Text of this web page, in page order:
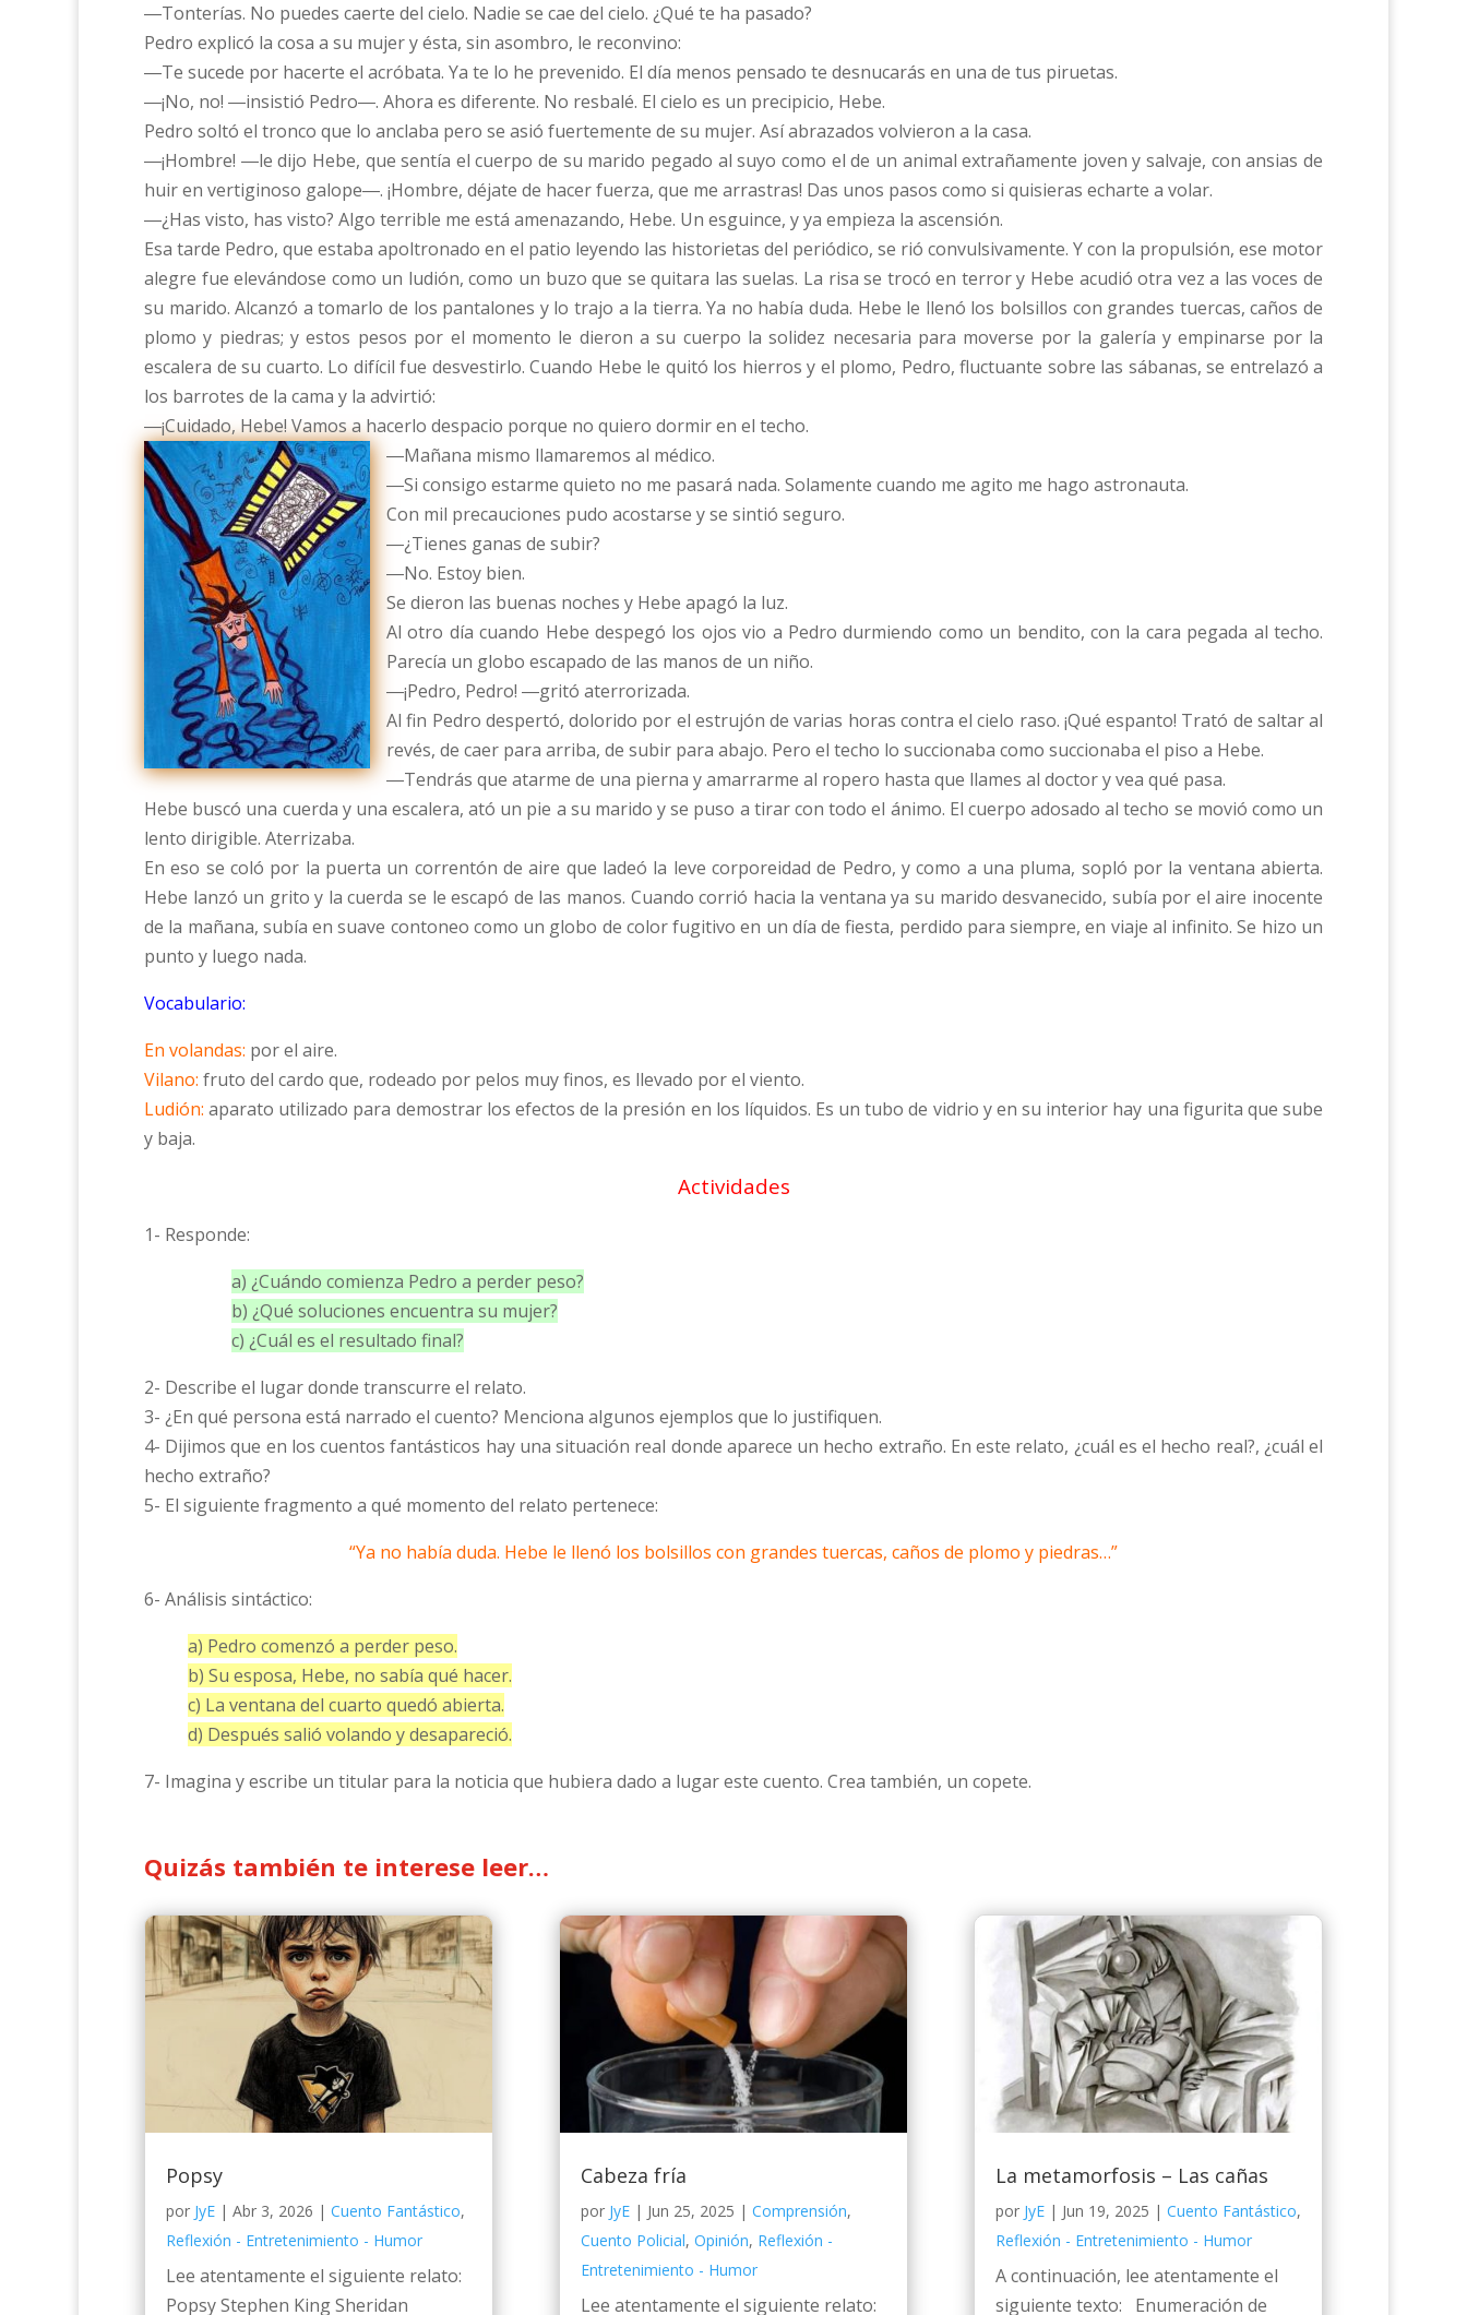
―Tonterías. No puedes caerte del cielo. Nadie se cae del cielo. ¿Qué te ha pasado?
Pedro explicó la cosa a su mujer y ésta, sin asombro, le reconvino:
―Te sucede por hacerte el acróbata. Ya te lo he prevenido. El día menos pensado te desnucarás en una de tus piruetas.
―¡No, no! ―insistió Pedro―. Ahora es diferente. No resbalé. El cielo es un precipicio, Hebe.
Pedro soltó el tronco que lo anclaba pero se asió fuertemente de su mujer. Así abrazados volvieron a la casa.
―¡Hombre! ―le dijo Hebe, que sentía el cuerpo de su marido pegado al suyo como el de un animal extrañamente joven y salvaje, con ansias de
huir en vertiginoso galope―. ¡Hombre, déjate de hacer fuerza, que me arrastras! Das unos pasos como si quisieras echarte a volar.
―¿Has visto, has visto? Algo terrible me está amenazando, Hebe. Un esguince, y ya empieza la ascensión.
Esa tarde Pedro, que estaba apoltronado en el patio leyendo las historietas del periódico, se rió convulsivamente. Y con la propulsión, ese motor
alegre fue elevándose como un ludión, como un buzo que se quitara las suelas. La risa se trocó en terror y Hebe acudió otra vez a las voces de
su marido. Alcanzó a tomarlo de los pantalones y lo trajo a la tierra. Ya no había duda. Hebe le llenó los bolsillos con grandes tuercas, caños de
plomo y piedras; y estos pesos por el momento le dieron a su cuerpo la solidez necesaria para moverse por la galería y empinarse por la
escalera de su cuarto. Lo difícil fue desvestirlo. Cuando Hebe le quitó los hierros y el plomo, Pedro, fluctuante sobre las sábanas, se entrelazó a
los barrotes de la cama y la advirtió:
―¡Cuidado, Hebe! Vamos a hacerlo despacio porque no quiero dormir en el techo.
―Mañana mismo llamaremos al médico.
―Si consigo estarme quieto no me pasará nada. Solamente cuando me agito me hago astronauta.
Con mil precauciones pudo acostarse y se sintió seguro.
―¿Tienes ganas de subir?
―No. Estoy bien.
Se dieron las buenas noches y Hebe apagó la luz.
Al otro día cuando Hebe despegó los ojos vio a Pedro durmiendo como un bendito, con la cara pegada al techo.
Parecía un globo escapado de las manos de un niño.
―¡Pedro, Pedro! ―gritó aterrorizada.
Al fin Pedro despertó, dolorido por el estrujón de varias horas contra el cielo raso. ¡Qué espanto! Trató de saltar al
revés, de caer para arriba, de subir para abajo. Pero el techo lo succionaba como succionaba el piso a Hebe.
―Tendrás que atarme de una pierna y amarrarme al ropero hasta que llames al doctor y vea qué pasa.
Hebe buscó una cuerda y una escalera, ató un pie a su marido y se puso a tirar con todo el ánimo. El cuerpo adosado al techo se movió como un
lento dirigible. Aterrizaba.
En eso se coló por la puerta un correntón de aire que ladeó la leve corporeidad de Pedro, y como a una pluma, sopló por la ventana abierta.
Hebe lanzó un grito y la cuerda se le escapó de las manos. Cuando corrió hacia la ventana ya su marido desvanecido, subía por el aire inocente
de la mañana, subía en suave contoneo como un globo de color fugitivo en un día de fiesta, perdido para siempre, en viaje al infinito. Se hizo un
punto y luego nada.
Vocabulario:
En volandas: por el aire.
Vilano: fruto del cardo que, rodeado por pelos muy finos, es llevado por el viento.
Ludión: aparato utilizado para demostrar los efectos de la presión en los líquidos. Es un tubo de vidrio y en su interior hay una figurita que sube
y baja.
Actividades
1- Responde:
a) ¿Cuándo comienza Pedro a perder peso?
b) ¿Qué soluciones encuentra su mujer?
c) ¿Cuál es el resultado final?
2- Describe el lugar donde transcurre el relato.
3- ¿En qué persona está narrado el cuento? Menciona algunos ejemplos que lo justifiquen.
4- Dijimos que en los cuentos fantásticos hay una situación real donde aparece un hecho extraño. En este relato, ¿cuál es el hecho real?, ¿cuál el
hecho extraño?
5- El siguiente fragmento a qué momento del relato pertenece:
“Ya no había duda. Hebe le llenó los bolsillos con grandes tuercas, caños de plomo y piedras…”
6- Análisis sintáctico:
a) Pedro comenzó a perder peso.
b) Su esposa, Hebe, no sabía qué hacer.
c) La ventana del cuarto quedó abierta.
d) Después salió volando y desapareció.
7- Imagina y escribe un titular para la noticia que hubiera dado a lugar este cuento. Crea también, un copete.
Quizás también te interese leer…
Popsy
por JyE | Abr 3, 2026 | Cuento Fantástico,
Reflexión - Entretenimiento - Humor
Lee atentamente el siguiente relato:
Popsy Stephen King Sheridan
Cabeza fría
por JyE| Jun 25, 2025 | Comprensión,
Cuento Policial, Opinión, Reflexión -
Entretenimiento - Humor
Lee atentamente el siguiente relato:
La metamorfosis – Las cañas
por JyE| Jun 19, 2025 | Cuento Fantástico,
Reflexión - Entretenimiento - Humor
A continuación, lee atentamente el
siguiente texto: Enumeración de